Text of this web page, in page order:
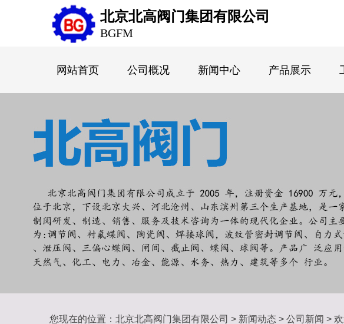
网站首页 公司概况 新闻中心 产品展示
BGFM
北京北高阀门集团有限公司
您现在的位置： 北京北高阀门集团有限公司 > 新闻动态 > 公司新闻 >